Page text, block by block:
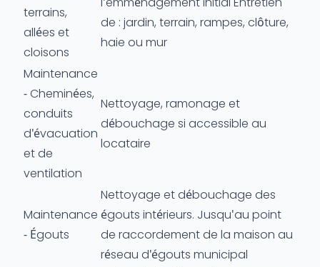
terrains,
allées et
cloisons
de : jardin, terrain, rampes, clôture,
haie ou mur
Maintenance
- Cheminées,
conduits
d'évacuation
et de
ventilation
Nettoyage, ramonage et
débouchage si accessible au
locataire
Maintenance
- Égouts
Nettoyage et débouchage des
égouts intérieurs. Jusqu'au point
de raccordement de la maison au
réseau d'égouts municipal